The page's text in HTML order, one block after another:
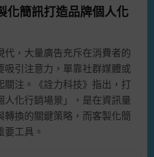
化簡訊打造品牌個人化
代，大量廣告充斥在消費者的
吸引注意力，單靠社群媒體或
關注。《詮力科技》指出，打
人化行銷場景」，是在資訊量
轉換的關鍵策略，而客製化簡
工具。